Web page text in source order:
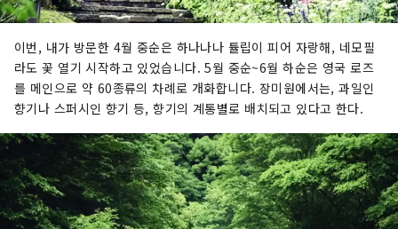
이번, 내가 방문한 4월 중순은 하나나나 튤립이 피어 자랑해, 네모필
라도 꽃 열기 시작하고 있었습니다. 5월 중순~6월 하순은 영국 로즈
를 메인으로 약 60종류의 차례로 개화합니다. 장미원에서는, 과일인
향기나 스퍼시인 향기 등, 향기의 계통별로 배치되고 있다고 한다.